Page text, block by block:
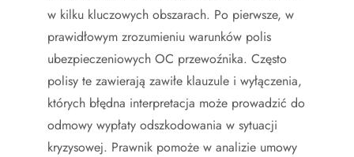
w kilku kluczowych obszarach. Po pierwsze, w
prawidłowym zrozumieniu warunków polis
ubezpieczeniowych OC przewoźnika. Często
polisy te zawierają zawiłe klauzule i wyłączenia,
których błędna interpretacja może prowadzić do
odmowy wypłaty odszkodowania w sytuacji
kryzysowej. Prawnik pomoże w analizie umowy